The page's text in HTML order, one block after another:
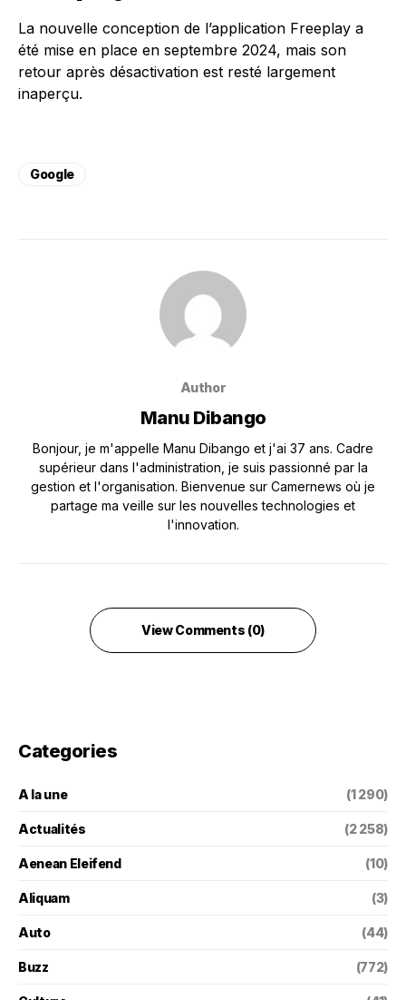
La nouvelle conception de l’application Freeplay a
été mise en place en septembre 2024, mais son
retour après désactivation est resté largement
inaperçu.
Google
Author
Manu Dibango
Bonjour, je m'appelle Manu Dibango et j'ai 37 ans. Cadre
supérieur dans l'administration, je suis passionné par la
gestion et l'organisation. Bienvenue sur Camernews où je
partage ma veille sur les nouvelles technologies et
l'innovation.
View Comments (0)
Categories
A la une (1 290)
Actualités (2 258)
Aenean Eleifend (10)
Aliquam (3)
Auto (44)
Buzz (772)